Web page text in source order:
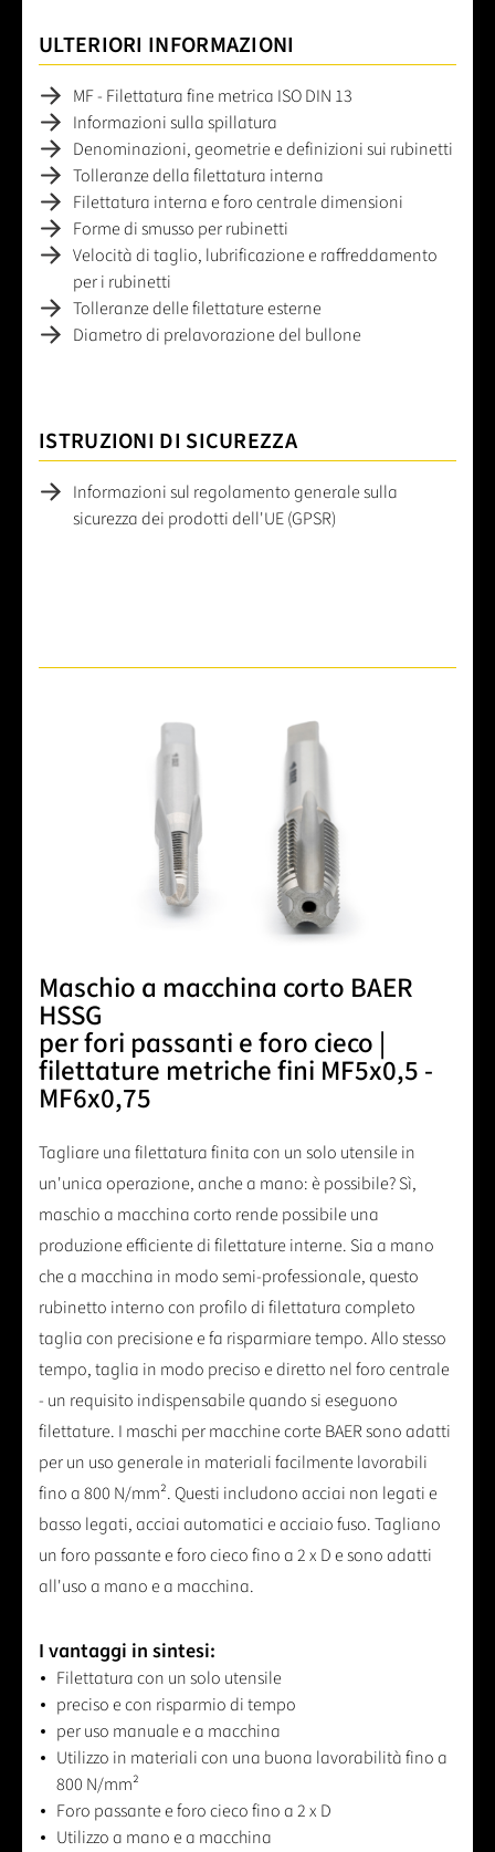
ULTERIORI INFORMAZIONI
MF - Filettatura fine metrica ISO DIN 13
Informazioni sulla spillatura
Denominazioni, geometrie e definizioni sui rubinetti
Tolleranze della filettatura interna
Filettatura interna e foro centrale dimensioni
Forme di smusso per rubinetti
Velocità di taglio, lubrificazione e raffreddamento
per i rubinetti
Tolleranze delle filettature esterne
Diametro di prelavorazione del bullone
ISTRUZIONI DI SICUREZZA
Informazioni sul regolamento generale sulla
sicurezza dei prodotti dell'UE (GPSR)
Maschio a macchina corto BAER
HSSG
per fori passanti e foro cieco |
filettature metriche fini MF5x0,5 -
MF6x0,75
Tagliare una filettatura finita con un solo utensile in
un'unica operazione, anche a mano: è possibile? Sì,
maschio a macchina corto rende possibile una
produzione efficiente di filettature interne. Sia a mano
che a macchina in modo semi-professionale, questo
rubinetto interno con profilo di filettatura completo
taglia con precisione e fa risparmiare tempo. Allo stesso
tempo, taglia in modo preciso e diretto nel foro centrale
- un requisito indispensabile quando si eseguono
filettature. I maschi per macchine corte BAER sono adatti
per un uso generale in materiali facilmente lavorabili
fino a 800 N/mm². Questi includono acciai non legati e
basso legati, acciai automatici e acciaio fuso. Tagliano
un foro passante e foro cieco fino a 2 x D e sono adatti
all'uso a mano e a macchina.
I vantaggi in sintesi:
Filettatura con un solo utensile
preciso e con risparmio di tempo
per uso manuale e a macchina
Utilizzo in materiali con una buona lavorabilità fino a
800 N/mm²
Foro passante e foro cieco fino a 2 x D
Utilizzo a mano e a macchina